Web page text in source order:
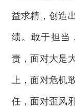
益求精，创造
绩。敢于担当
责，面对大是
上，面对危机
任，面对歪风